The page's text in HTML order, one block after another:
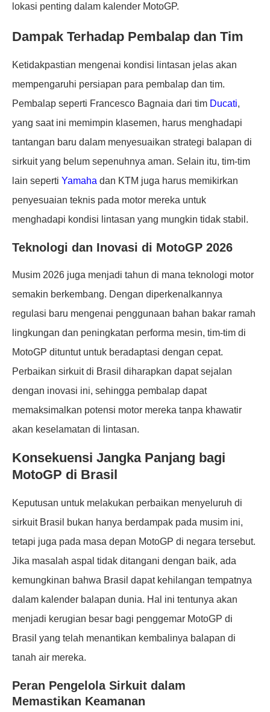
lokasi penting dalam kalender MotoGP.
Dampak Terhadap Pembalap dan Tim
Ketidakpastian mengenai kondisi lintasan jelas akan
mempengaruhi persiapan para pembalap dan tim.
Pembalap seperti Francesco Bagnaia dari tim Ducati,
yang saat ini memimpin klasemen, harus menghadapi
tantangan baru dalam menyesuaikan strategi balapan di
sirkuit yang belum sepenuhnya aman. Selain itu, tim-tim
lain seperti Yamaha dan KTM juga harus memikirkan
penyesuaian teknis pada motor mereka untuk
menghadapi kondisi lintasan yang mungkin tidak stabil.
Teknologi dan Inovasi di MotoGP 2026
Musim 2026 juga menjadi tahun di mana teknologi motor
semakin berkembang. Dengan diperkenalkannya
regulasi baru mengenai penggunaan bahan bakar ramah
lingkungan dan peningkatan performa mesin, tim-tim di
MotoGP dituntut untuk beradaptasi dengan cepat.
Perbaikan sirkuit di Brasil diharapkan dapat sejalan
dengan inovasi ini, sehingga pembalap dapat
memaksimalkan potensi motor mereka tanpa khawatir
akan keselamatan di lintasan.
Konsekuensi Jangka Panjang bagi
MotoGP di Brasil
Keputusan untuk melakukan perbaikan menyeluruh di
sirkuit Brasil bukan hanya berdampak pada musim ini,
tetapi juga pada masa depan MotoGP di negara tersebut.
Jika masalah aspal tidak ditangani dengan baik, ada
kemungkinan bahwa Brasil dapat kehilangan tempatnya
dalam kalender balapan dunia. Hal ini tentunya akan
menjadi kerugian besar bagi penggemar MotoGP di
Brasil yang telah menantikan kembalinya balapan di
tanah air mereka.
Peran Pengelola Sirkuit dalam
Memastikan Keamanan